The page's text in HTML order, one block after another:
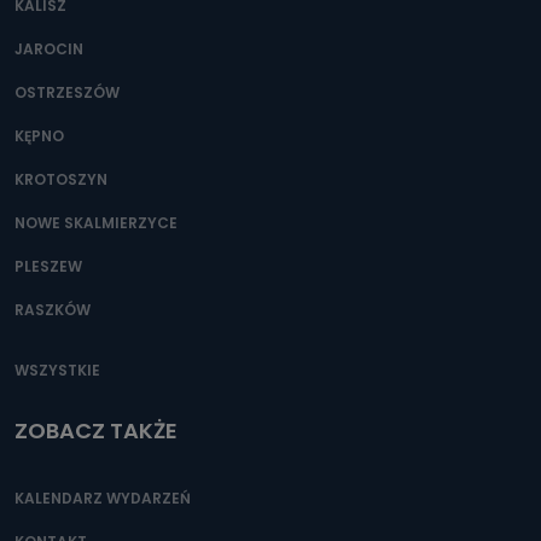
Można to zrobić pod numerem telefonu 62 735-51-05 lub
KALISZ
JAROCIN
OSTRZESZÓW
KĘPNO
KROTOSZYN
NOWE SKALMIERZYCE
PLESZEW
RASZKÓW
WSZYSTKIE
ZOBACZ TAKŻE
KALENDARZ WYDARZEŃ